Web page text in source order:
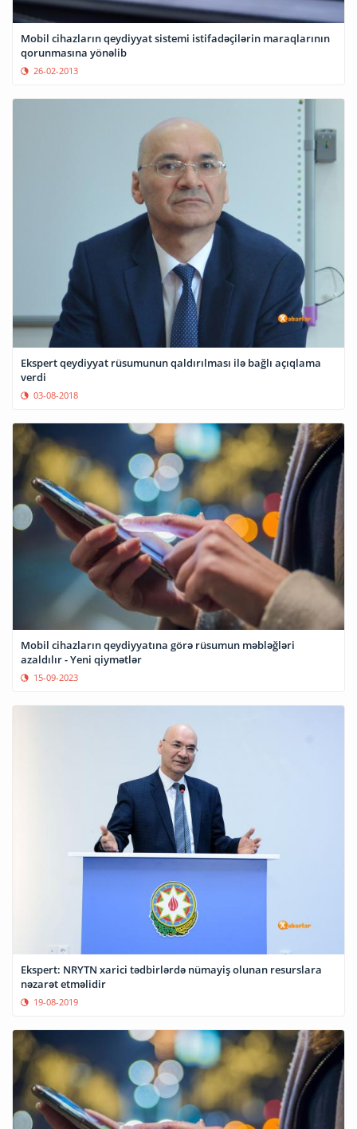
Mobil cihazların qeydiyyat sistemi istifadəçilərin maraqlarının
qorunmasına yönəlib
26-02-2013
Ekspert qeydiyyat rüsumunun qaldırılması ilə bağlı açıqlama
verdi
03-08-2018
Mobil cihazların qeydiyyatına görə rüsumun məbləğləri
azaldılır - Yeni qiymətlər
15-09-2023
Ekspert: NRYTN xarici tədbirlərdə nümayiş olunan resurslara
nəzarət etməlidir
19-08-2019